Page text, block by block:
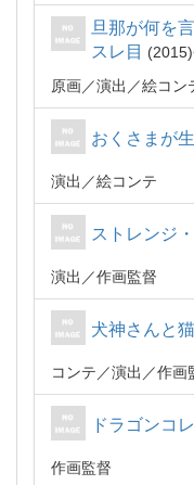
旦那が何を
スレ目
2015
原画
演出 絵コン
おくさまが
演出 絵コンテ
ストレンジ
演出 作画監督
犬神さんと
コンテ 演出 作画
ドラゴンコ
作画監督